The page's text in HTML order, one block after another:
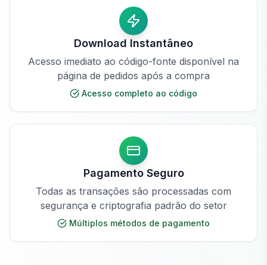
Download Instantâneo
Acesso imediato ao código-fonte disponível na
página de pedidos após a compra
Acesso completo ao código
Pagamento Seguro
Todas as transações são processadas com
segurança e criptografia padrão do setor
Múltiplos métodos de pagamento